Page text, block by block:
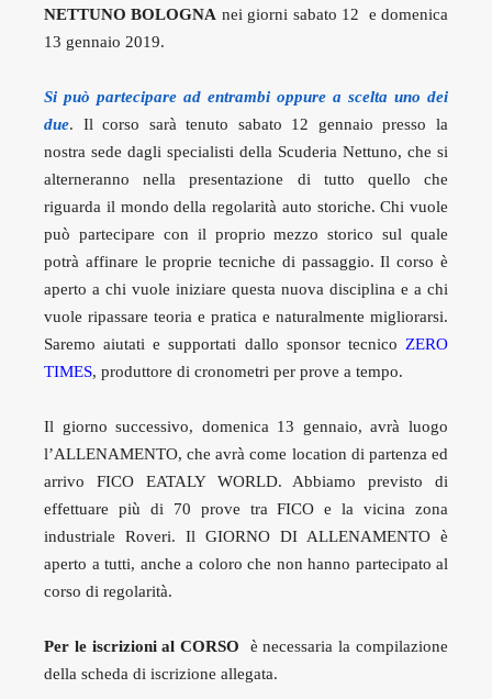
NETTUNO BOLOGNA nei giorni sabato 12 e domenica
13 gennaio 2019.
Si può partecipare ad entrambi oppure a scelta uno dei
due. Il corso sarà tenuto sabato 12 gennaio presso la
nostra sede dagli specialisti della Scuderia Nettuno, che si
alterneranno nella presentazione di tutto quello che
riguarda il mondo della regolarità auto storiche. Chi vuole
può partecipare con il proprio mezzo storico sul quale
potrà affinare le proprie tecniche di passaggio. Il corso è
aperto a chi vuole iniziare questa nuova disciplina e a chi
vuole ripassare teoria e pratica e naturalmente migliorarsi.
Saremo aiutati e supportati dallo sponsor tecnico ZERO
TIMES, produttore di cronometri per prove a tempo.
Il giorno successivo, domenica 13 gennaio, avrà luogo
l’ALLENAMENTO, che avrà come location di partenza ed
arrivo FICO EATALY WORLD. Abbiamo previsto di
effettuare più di 70 prove tra FICO e la vicina zona
industriale Roveri. Il GIORNO DI ALLENAMENTO è
aperto a tutti, anche a coloro che non hanno partecipato al
corso di regolarità.
Per le iscrizioni al CORSO è necessaria la compilazione
della scheda di iscrizione allegata.